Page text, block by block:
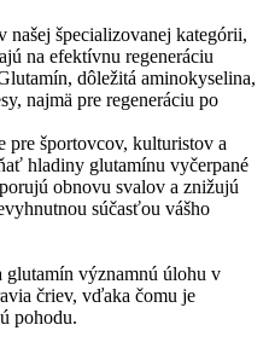
špecializovanej kategórii,
na efektívnu regeneráciu
dôležitá aminokyselina,
najmä pre regeneráciu po
pre športovcov, kulturistov a
hladiny glutamínu vyčerpané
obnovu svalov a znižujú
súčasťou vášho
glutamín významnú úlohu v
čriev, vďaka čomu je
pohodu.